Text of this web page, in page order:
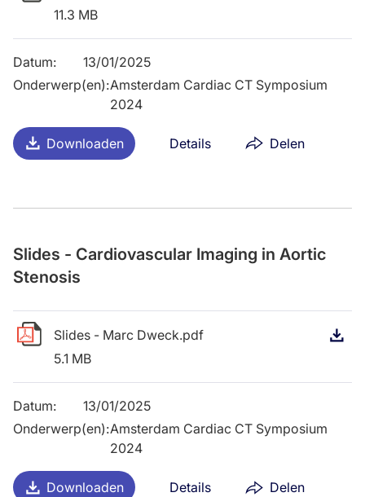
Downloaden Details Delen
11.3 MB
Datum:
13/01/2025
Onderwerp(en):Amsterdam Cardiac CT Symposium
2024
Downloaden Details Delen
Slides - Cardiovascular Imaging in Aortic
Stenosis
Slides - Marc Dweck.pdf
5.1 MB
Datum:
13/01/2025
Onderwerp(en):Amsterdam Cardiac CT Symposium
2024